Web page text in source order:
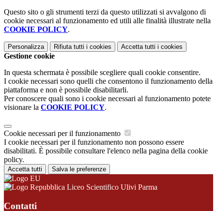
Questo sito o gli strumenti terzi da questo utilizzati si avvalgono di
cookie necessari al funzionamento ed utili alle finalità illustrate nella
COOKIE POLICY.
Personalizza Rifiuta tutti i cookies Accetta tutti i cookies
Gestione cookie
In questa schermata è possibile scegliere quali cookie consentire.
I cookie necessari sono quelli che consentono il funzionamento della
piattaforma e non è possibile disabilitarli.
Per conoscere quali sono i cookie necessari al funzionamento potete
visionare la COOKIE POLICY.
Cookie necessari per il funzionamento
I cookie necessari per il funzionamento non possono essere
disabilitati. È possibile consultare l'elenco nella pagina della cookie
policy.
Accetta tutti Salva le preferenze
Liceo Scientifico Ulivi Parma
Contatti